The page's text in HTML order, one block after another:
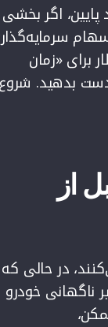
اگر بخشی
برای «زمان
دست بدهید.
از
در حالی که
ناگهانی خودرو